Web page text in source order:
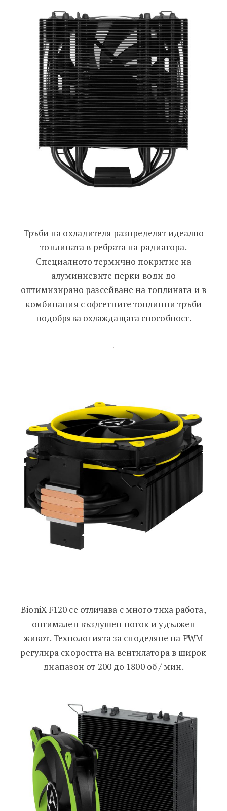
Тръби на охладителя разпределят идеално
топлината в ребрата на радиатора.
Специалното термично покритие на
алуминиевите перки води до
оптимизирано разсейване на топлината и в
комбинация с офсетните топлинни тръби
подобрява охлаждащата способност.
BioniX F120 се отличава с много тиха работа,
оптимален въздушен поток и удължен
живот. Технологията за споделяне на PWM
регулира скоростта на вентилатора в широк
диапазон от 200 до 1800 об / мин.